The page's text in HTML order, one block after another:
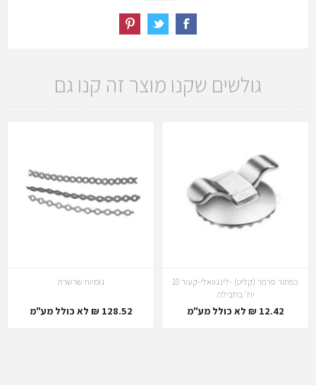
גולשים שקנו מוצר זה קנו גם
כפתור פרפר (קליט) -לינגוואלי-קעור 10
יח' בחבילה
12.42 ₪ לא כולל מע"מ
גומיות שרשרת
128.52 ₪ לא כולל מע"מ